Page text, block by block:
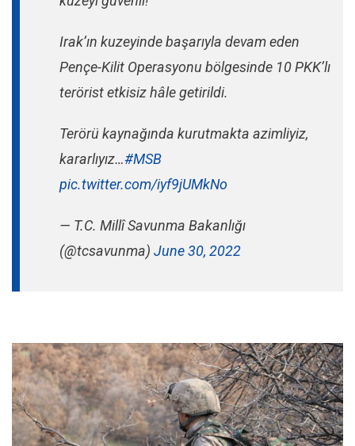
Irak’ın kuzeyinde başarıyla devam eden
Pençe-Kilit Operasyonu bölgesinde 10 PKK’lı
terörist etkisiz hâle getirildi.
Terörü kaynağında kurutmakta azimliyiz,
kararlıyız…#MSB
pic.twitter.com/iyf9jUMkNo
— T.C. Millî Savunma Bakanlığı
(@tcsavunma) June 30, 2022